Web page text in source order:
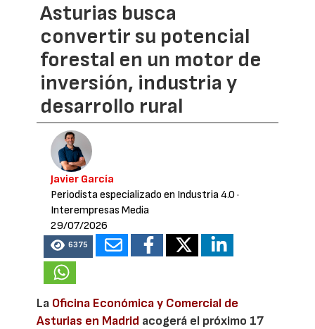
Asturias busca
convertir su potencial
forestal en un motor de
inversión, industria y
desarrollo rural
Javier García
Periodista especializado en Industria 4.0 ·
Interempresas Media
29/07/2026
6375
La Oficina Económica y Comercial de
Asturias en Madrid acogerá el próximo 17